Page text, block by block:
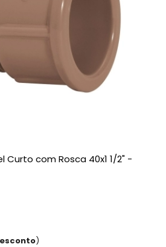
Curto com Rosca 40x1 1/2" -
)